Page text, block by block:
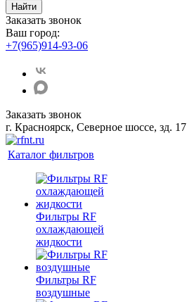
Найти
Заказать звонок
Ваш город:
+7(965)914-93-06
Заказать звонок
г. Красноярск, Северное шоссе, зд. 17
Каталог фильтров
Фильтры RF
охлаждающей
жидкости
Фильтры RF
воздушные